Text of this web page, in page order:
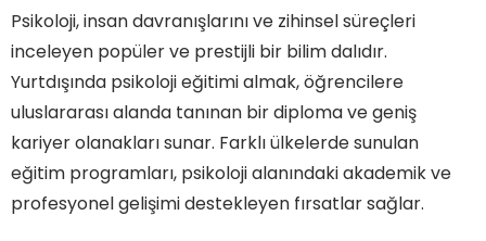
Psikoloji, insan davranışlarını ve zihinsel süreçleri
inceleyen popüler ve prestijli bir bilim dalıdır.
Yurtdışında psikoloji eğitimi almak, öğrencilere
uluslararası alanda tanınan bir diploma ve geniş
kariyer olanakları sunar. Farklı ülkelerde sunulan
eğitim programları, psikoloji alanındaki akademik ve
profesyonel gelişimi destekleyen fırsatlar sağlar.